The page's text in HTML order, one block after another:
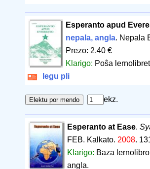
Esperanto apud
nepala, angla. Nepala
Prezo: 2.40 €
Klarigo: Poŝa
legu pli
ekz.
Esperanto at Ease.
FEB. Kalkato. 2008.
Klarigo: Baza
angla.